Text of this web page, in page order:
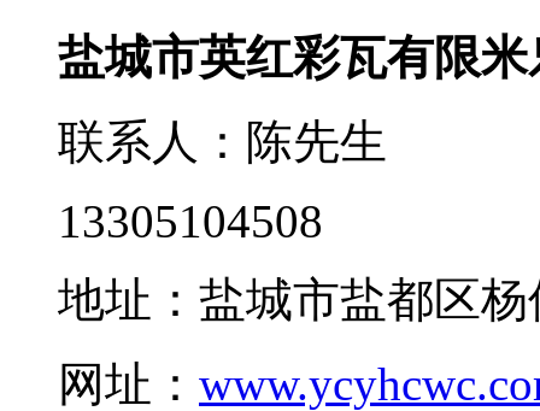
盐城市英红彩瓦有限
联系人：陈先生
13305104508
地址：盐城市盐都区
网址：